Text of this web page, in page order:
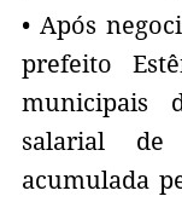
• Após
prefeito
municipais
salarial
acumulada